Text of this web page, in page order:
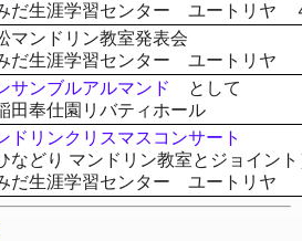
だ生涯学習センター ユートリヤ
マンドリン教室発表会
だ生涯学習センター ユートリヤ
サンブルアルマンド
として
田奉仕園リバティホール
ドリンクリスマスコンサート
などり マンドリン教室とジョイン
だ生涯学習センター ユートリヤ